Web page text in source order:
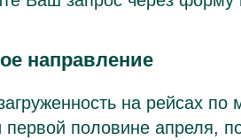
направление
на рейсах по
первой половине апреля,